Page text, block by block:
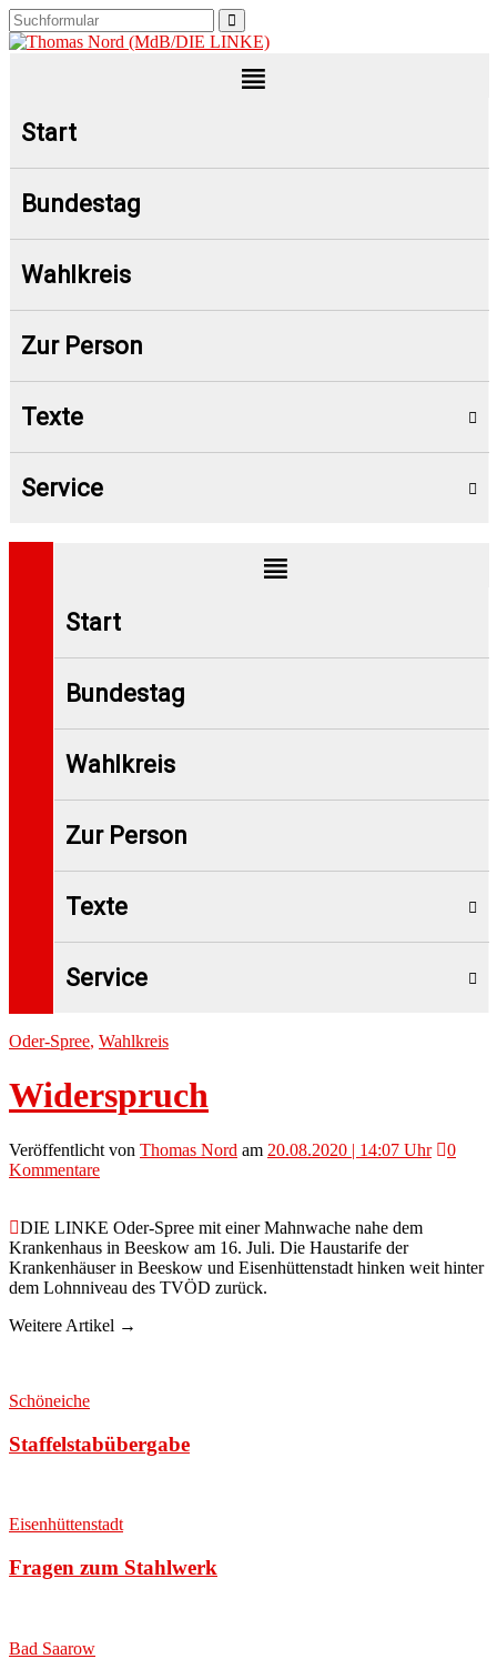
Start
Bundestag
Wahlkreis
Zur Person
Texte
Service
Start
Bundestag
Wahlkreis
Zur Person
Texte
Service
Oder-Spree, Wahlkreis
Widerspruch
Veröffentlicht von Thomas Nord am 20.08.2020 | 14:07 Uhr
0
Kommentare
DIE LINKE Oder-Spree mit einer Mahnwache nahe dem
Krankenhaus in Beeskow am 16. Juli. Die Haustarife der
Krankenhäuser in Beeskow und Eisenhüttenstadt hinken weit hinter
dem Lohnniveau des TVÖD zurück.
Weitere Artikel →
Schöneiche
Staffelstabübergabe
Eisenhüttenstadt
Fragen zum Stahlwerk
Bad Saarow